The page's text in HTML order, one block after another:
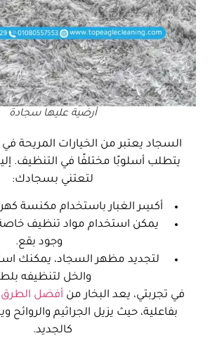
أرضية عليها سجادة
السجاد يعتبر من الخيارات المريحة في
يتطلب أسلوبًا مختلفًا في التنظيف.
لتعتني بسجادك:
أكسِر الغبار باستخدام مكنسة
يمكن استخدام مواد تنظيف
وجود بقع.
لتجديد مظهر السجاد، يمكنك
والخل لتنظيفه
في تجربتي، يعد البخار من أفضل
بفاعلية، حيث يزيل الجراثيم والروائح
كالجديد.